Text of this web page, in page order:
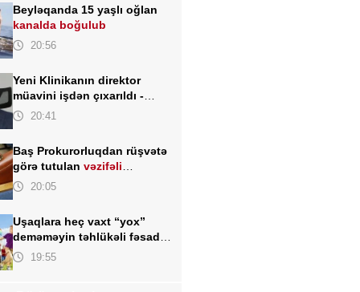
Beyləqanda 15 yaşlı oğlan
kanalda boğulub
20:56
Yeni Klinikanın direktor
müavini işdən çıxarıldı -
FOTO
20:41
Baş Prokurorluqdan rüşvətə
görə tutulanvəzifəli
şəxslərlə bağlı MƏLUMAT
20:05
Uşaqlara heç vaxt “yox”
deməməyin təhlükəli fəsadı –
Psixoloqdan valideynlərə
19:55